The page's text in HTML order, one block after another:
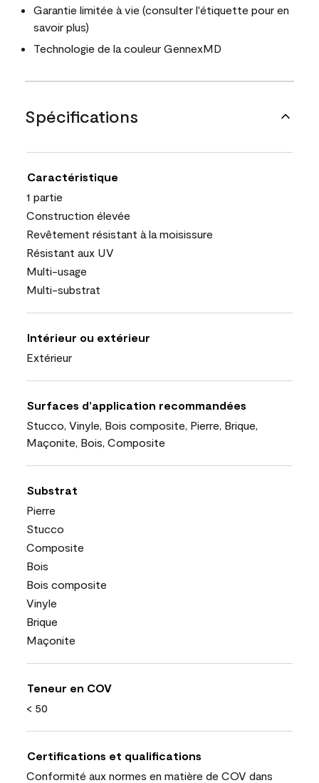
Garantie limitée à vie (consulter l'étiquette pour en
savoir plus)
Technologie de la couleur GennexMD
Spécifications
Caractéristique
1 partie
Construction élevée
Revêtement résistant à la moisissure
Résistant aux UV
Multi-usage
Multi-substrat
Intérieur ou extérieur
Extérieur
Surfaces d’application recommandées
Stucco, Vinyle, Bois composite, Pierre, Brique,
Maçonite, Bois, Composite
Substrat
Pierre
Stucco
Composite
Bois
Bois composite
Vinyle
Brique
Maçonite
Teneur en COV
< 50
Certifications et qualifications
Conformité aux normes en matière de COV dans